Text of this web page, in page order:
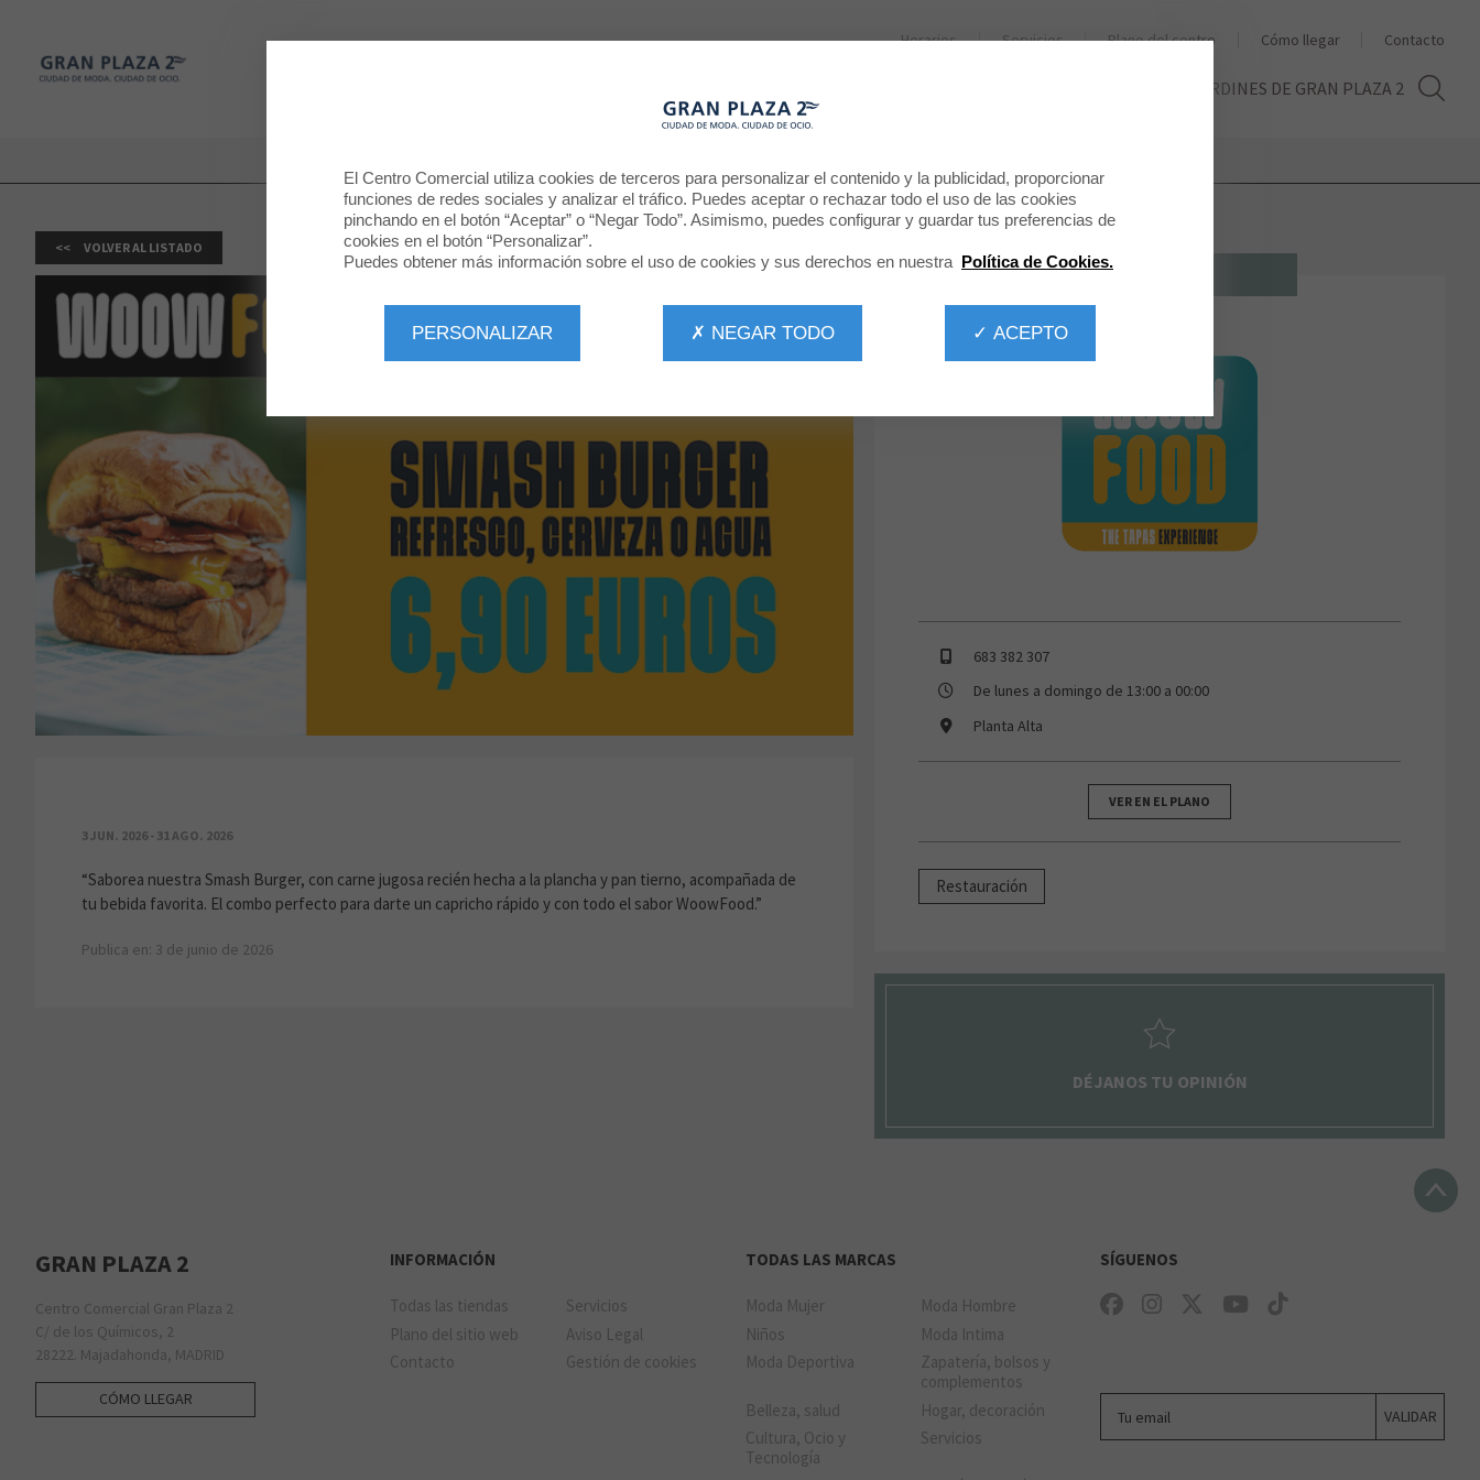
Gran Plaza 2
LOS JARDINES DE GRAN PLAZA 2
Horarios Servicios Plano del centro Cómo llegar Contacto
SMASH BURGER + BEBIDA
VOLVER AL LISTADO
3 JUN. 2026 - 31 AGO. 2026
“Saborea nuestra Smash Burger, con carne jugosa recién hecha a la plancha y pan tierno, acompañada de
tu bebida favorita. El combo perfecto para darte un capricho rápido y con todo el sabor WoowFood.”
Publica en: 3 de junio de 2026
RESTAURACIÓN
WOOW Food
683 382 307
De lunes a domingo de 13:00 a 00:00
Planta Alta
VER EN EL PLANO
Restauración
DÉJANOS TU OPINIÓN
GRAN PLAZA 2
Centro Comercial Gran Plaza 2
C/ de los Químicos, 2
28222. Majadahonda, MADRID
CÓMO LLEGAR
INFORMACIÓN
Todas las tiendas
Servicios
Plano del sitio web
Aviso Legal
Contacto
Gestión de cookies
TODAS LAS MARCAS
Moda Mujer
Moda Hombre
Niños
Moda Intima
Moda Deportiva
Zapatería, bolsos y
complementos
Belleza, salud
Hogar, decoración
Cultura, Ocio y
Tecnología
Servicios
SÍGUENOS
VALIDAR
El Centro Comercial utiliza cookies de terceros para personalizar el contenido y la publicidad, proporcionar
funciones de redes sociales y analizar el tráfico. Puedes aceptar o rechazar todo el uso de las cookies
pinchando en el botón “Aceptar” o “Negar Todo”. Asimismo, puedes configurar y guardar tus preferencias de
cookies en el botón “Personalizar”.
Puedes obtener más información sobre el uso de cookies y sus derechos en nuestra Política de Cookies.
✓ ACEPTO
✗ NEGAR TODO
PERSONALIZAR